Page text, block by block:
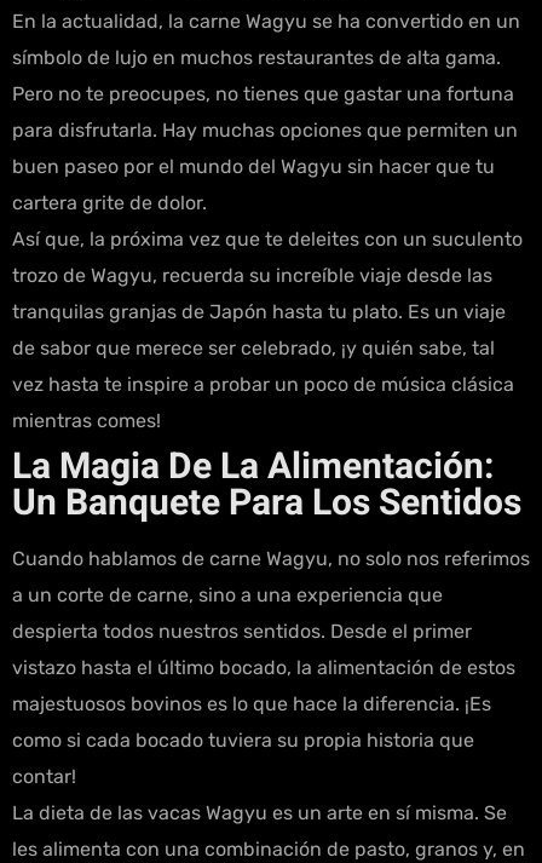
En la actualidad, la carne Wagyu se ha convertido en un
símbolo de lujo en muchos restaurantes de alta gama.
Pero no te preocupes, no tienes que gastar una fortuna
para disfrutarla. Hay muchas opciones que permiten un
buen paseo por el mundo del Wagyu sin hacer que tu
cartera grite de dolor.
Así que, la próxima vez que te deleites con un suculento
trozo de Wagyu, recuerda su increíble viaje desde las
tranquilas granjas de Japón hasta tu plato. Es un viaje
de sabor que merece ser celebrado, ¡y quién sabe, tal
vez hasta te inspire a probar un poco de música clásica
mientras comes!
La Magia De La Alimentación:
Un Banquete Para Los Sentidos
Cuando hablamos de carne Wagyu, no solo nos referimos
a un corte de carne, sino a una experiencia que
despierta todos nuestros sentidos. Desde el primer
vistazo hasta el último bocado, la alimentación de estos
majestuosos bovinos es lo que hace la diferencia. ¡Es
como si cada bocado tuviera su propia historia que
contar!
La dieta de las vacas Wagyu es un arte en sí misma. Se
les alimenta con una combinación de pasto, granos y, en